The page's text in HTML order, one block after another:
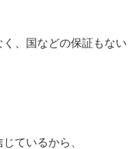
、国などの保証もない
ているから、